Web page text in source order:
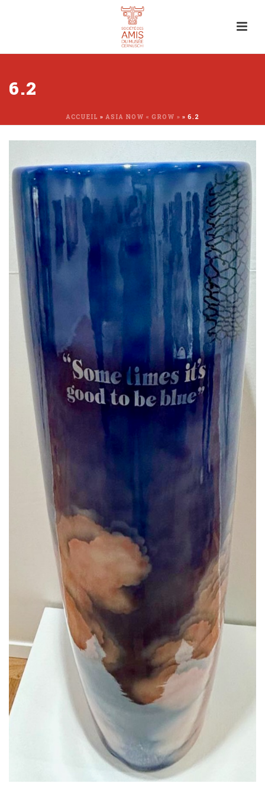
6.2
ACCUEIL » ASIA NOW « GROW » » 6.2